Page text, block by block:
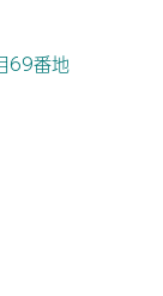
69番地